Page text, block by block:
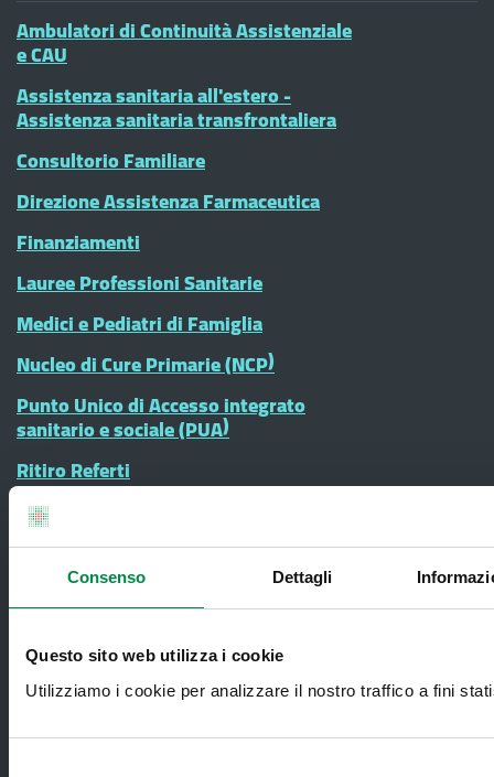
Consenso Dettagli
Questo sito web utilizza i cookie
Utilizziamo i cookie per analizzare il nostro traffico a fini
Ambulatori di Continuità Assistenziale
e CAU
Assistenza sanitaria all'estero -
Assistenza sanitaria transfrontaliera
Consultorio Familiare
Direzione Assistenza Farmaceutica
Finanziamenti
Lauree Professioni Sanitarie
Medici e Pediatri di Famiglia
Nucleo di Cure Primarie (NCP)
Punto Unico di Accesso integrato
sanitario e sociale (PUA)
Ritiro Referti
Sanità Pubblica
Screening oncologici
SPID - Sistema Pubblico di Identità
Digitale
Sportello Unico Distrettuale
Tessera Sanitaria-Carta Regionale dei